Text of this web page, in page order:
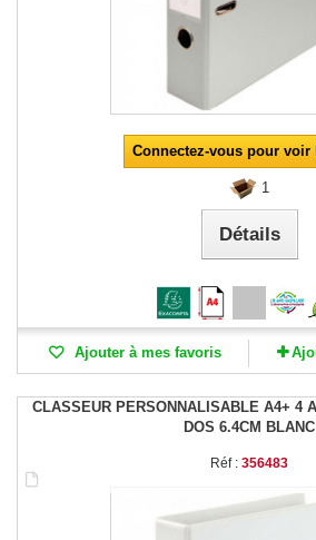
Connectez-vous pour voir
1
Détails
Ajouter à mes favoris
CLASSEUR PERSONNALISABLE A4+ 4
DOS 6.4CM BLANC
Réf : 356483